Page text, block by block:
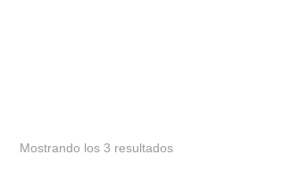
Mostrando los 3 resultados